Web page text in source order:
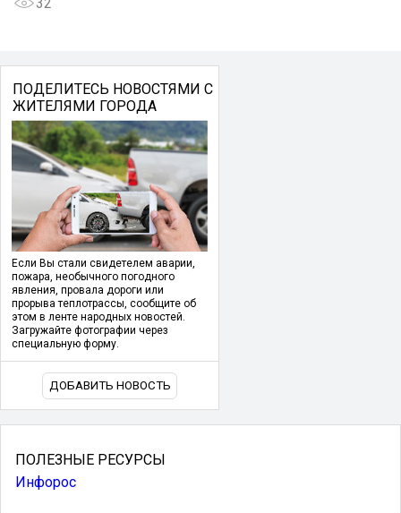
ПОДЕЛИТЕСЬ НОВОСТЯМИ С
ЖИТЕЛЯМИ ГОРОДА
Если Вы стали свидетелем аварии,
пожара, необычного погодного
явления, провала дороги или
прорыва теплотрассы, сообщите об
этом в ленте народных новостей.
Загружайте фотографии через
специальную форму.
ДОБАВИТЬ НОВОСТЬ
ПОЛЕЗНЫЕ РЕСУРСЫ
Инфорос